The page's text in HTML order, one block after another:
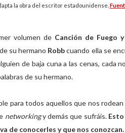
la obra del escritor estadounidense.
volumen de Canción de Fuego
de su hermano Robbcuando ella se
de baja cuna a las cenas, cada
de su hermano.
para todos aquellos que nos
networkingy demás que sufráis. Esto
de conocerles y que nos conozcan.